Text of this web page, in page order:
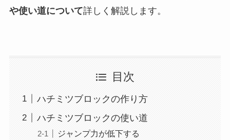
や使い道について詳しく解説します。
目次
ハチミツブロックの作り方
ハチミツブロックの使い道
ジャンプ力が低下する